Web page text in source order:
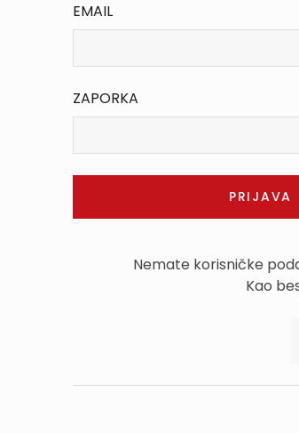
EMAIL
ZAPORKA
Nemate korisničke
Kao